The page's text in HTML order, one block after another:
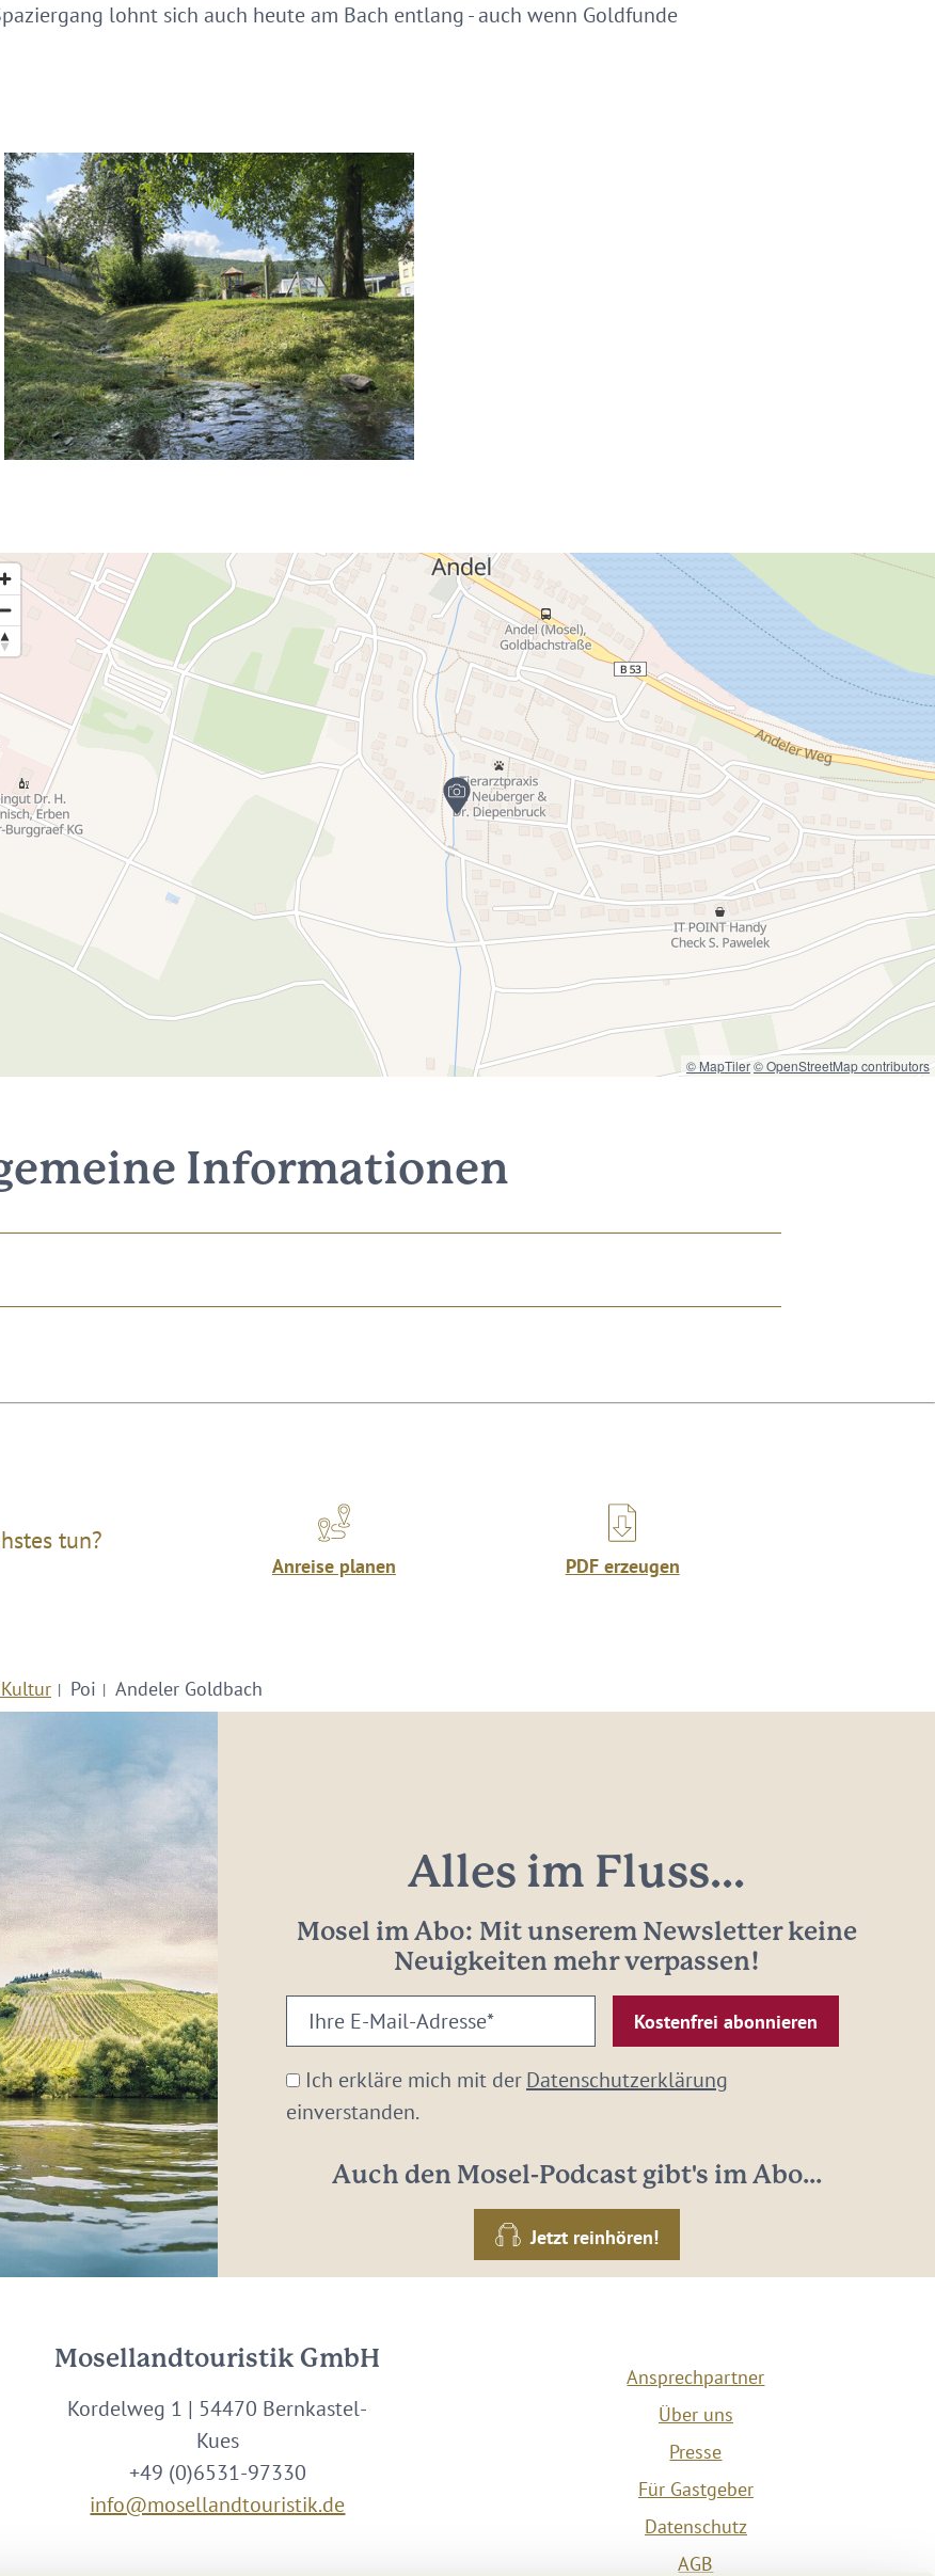
lohnt sich auch heute am Bach entlang - auch wenn Goldfunde
© MapTiler© OpenStreetMap contributors
Informationen
tun?
Anreise planen PDF erzeugen
Poi Andeler Goldbach
Alles im Fluss...
Mosel im Abo: Mit unserem Newsletter keine
Neuigkeiten mehr verpassen!
Ihre
E-
Mail-
Adresse:
Ich erkläre mich mit derDatenschutzerklärung
einverstanden.
Auch den Mosel-Podcast gibt's im Abo...
Jetzt reinhören!
Mosellandtouristik GmbH
Kordelweg 1 | 54470 Bernkastel-
Kues
+49 (0)6531-97330
info@mosellandtouristik.de
Ansprechpartner
Über uns
Presse
Für Gastgeber
Datenschutz
AGB